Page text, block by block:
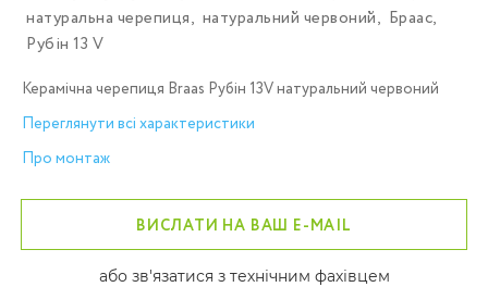
натуральна черепиця, натуральний червоний, Браас,
Рубін 13 V
Керамічна черепиця Braas Рубін 13V натуральний червоний
Переглянути всі характеристики
Про монтаж
ВИСЛАТИ НА ВАШ E-MAIL
або зв'язатися з технічним фахівцем